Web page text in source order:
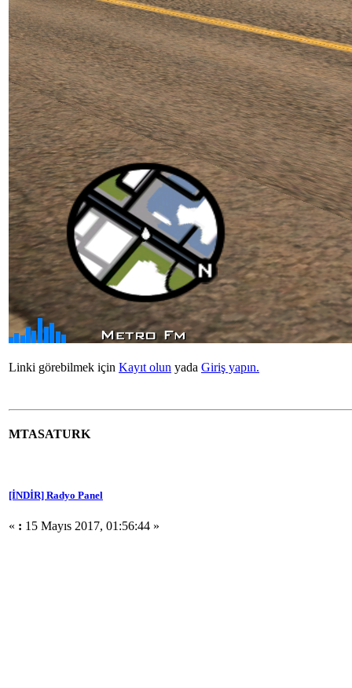
Linki görebilmek için Kayıt olun yada Giriş yapın.
MTASATURK
[İNDİR] Radyo Panel
« : 15 Mayıs 2017, 01:56:44 »